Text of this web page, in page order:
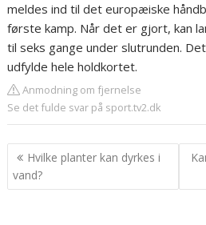
meldes ind til det europæiske
første kamp. Når det er gjort, kan
til seks gange under slutrunden.
udfylde hele holdkortet.
Anmodning om fjernelse
Se det fulde svar på sport.tv2.dk
Indlægsnavigation
Hvilke planter kan dyrkes i
vand?